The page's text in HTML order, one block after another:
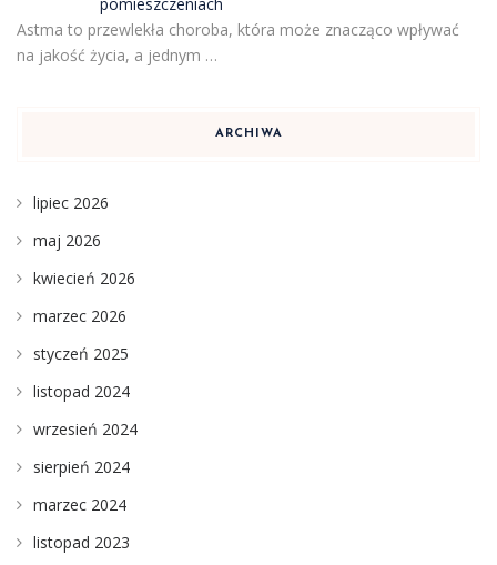
Astma to przewlekła choroba, która może znacząco wpływać
na jakość życia, a jednym …
ARCHIWA
lipiec 2026
maj 2026
kwiecień 2026
marzec 2026
styczeń 2025
listopad 2024
wrzesień 2024
sierpień 2024
marzec 2024
listopad 2023